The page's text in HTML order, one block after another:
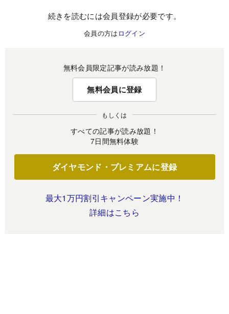
続きを読むには会員登録が必要です。
会員の方は ログイン
無料会員限定記事が読み放題！
無料会員に登録
もしくは
すべての記事が読み放題！
7日間無料体験
ダイヤモンド・プレミアムに登録
最大1万円割引キャンペーン実施中！
詳細はこちら